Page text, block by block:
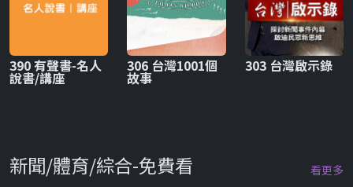
390 有聲書-名人
說書/講座
306 台灣1001個
故事
303 台灣啟示錄
新聞/體育/綜合-免費看 看更多